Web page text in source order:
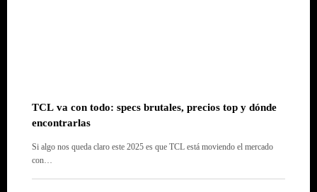
TCL va con todo: specs brutales, precios top y dónde
encontrarlas
Si algo nos queda claro este 2025 es que TCL está moviendo el mercado
con…